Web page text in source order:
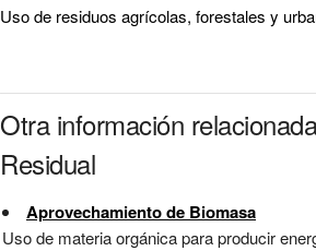
Uso de residuos agrícolas, forestales y
Otra información
Residual
Aprovechamiento de Biomasa
Uso de materia orgánica para producir